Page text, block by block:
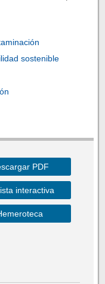
sostenible
PDF
interactiva